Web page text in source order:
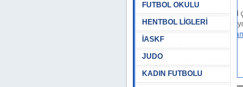
FUTBOL OKULU
HENTBOL LİGLERİ
İASKF
JUDO
KADIN FUTBOLU
Okul sporları geleneksel çocuk oyunları kaleli yakan
top kategorisinde şampiyon Büyükkılıçlı Ortaokulu
[Devamını Oku...]